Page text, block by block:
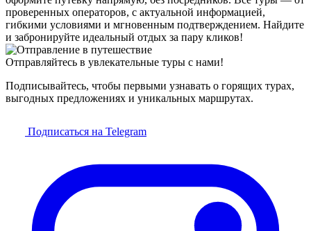
проверенных операторов, с актуальной информацией,
гибкими условиями и мгновенным подтверждением. Найдите
и забронируйте идеальный отдых за пару кликов!
Отправляйтесь в увлекательные туры с нами!
Подписывайтесь, чтобы первыми узнавать о горящих турах,
выгодных предложениях и уникальных маршрутах.
Подписаться на Telegram